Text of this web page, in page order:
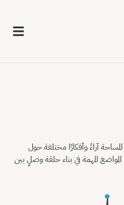
آراءً وأفكارًا مختلفة حول
المهمة في بناء حلقة وصلٍ بين